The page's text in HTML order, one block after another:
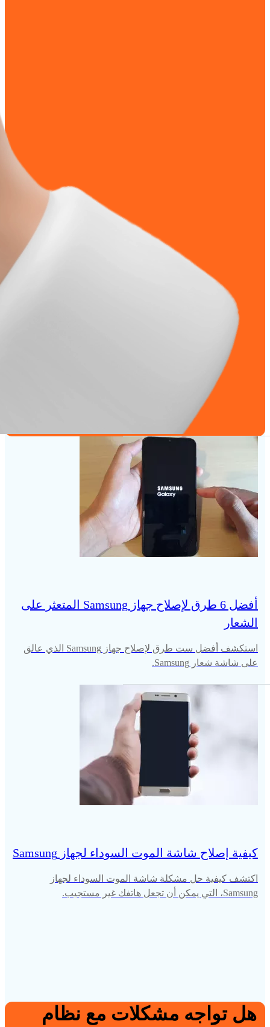
أفضل 6 طرق لإصلاح جهاز Samsung المتعثر على
الشعار
استكشف أفضل ست طرق لإصلاح جهاز Samsung الذي عالق
على شاشة شعار Samsung.
كيفية إصلاح شاشة الموت السوداء لجهاز Samsung
اكتشف كيفية حل مشكلة شاشة الموت السوداء لجهاز
Samsung، التي يمكن أن تجعل هاتفك غير مستجيب.
هل تواجه مشكلات مع نظام